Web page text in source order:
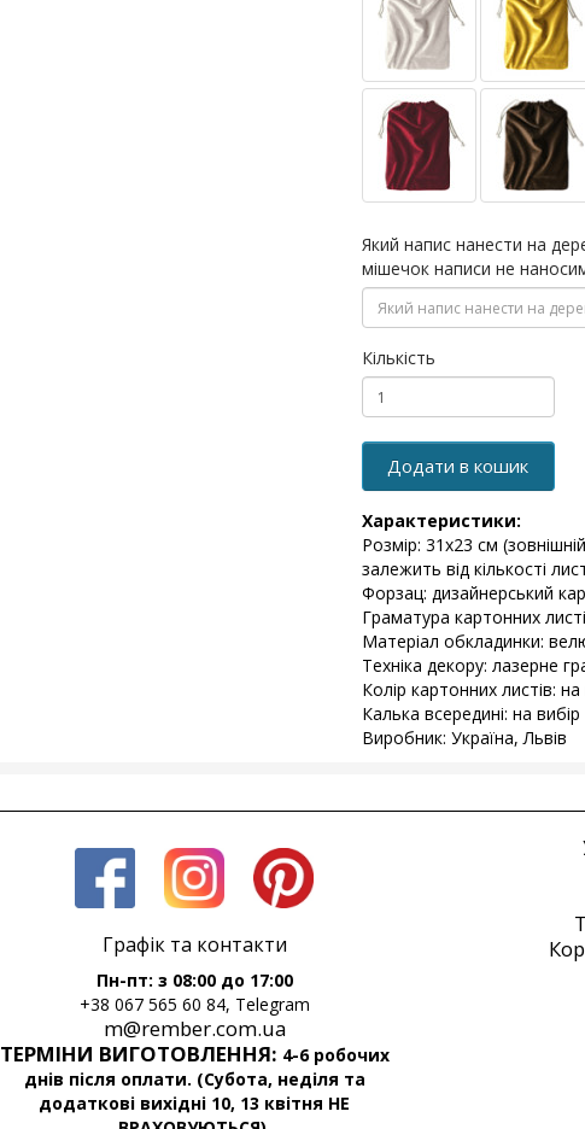
Який напис нанести на
мішечок написи не
Кількість
Додати в кошик
Характеристики:
Розмір: 31x23 см
залежить від кількості
Форзац: дизайнерський
Граматура картонних
Матеріал обкладинки:
Техніка декору: лазерне
Колір картонних листів: на
Калька всередині: на вибір
Виробник: Україна, Львів
Графік та контакти
Пн-пт: з 08:00 до 17:00
+38 067 565 60 84, Telegram
m@rember.com.ua
ТЕРМІНИ ВИГОТОВЛЕННЯ: 4-6 робочих
днів після оплати. (Субота, неділя та
додаткові вихідні 10, 13 квітня НЕ